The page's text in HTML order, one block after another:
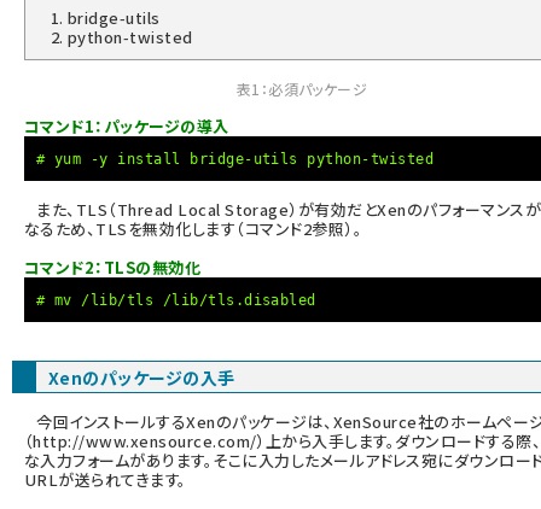
bridge-utils
python-twisted
表1：必須パッケージ
コマンド1：パッケージの導入
# yum -y install bridge-utils python-twisted
また、TLS（Thread Local Storage）が有効だとXenのパフォーマンス
なるため、TLSを無効化します（コマンド2参照）。
コマンド2：TLSの無効化
# mv /lib/tls /lib/tls.disabled
Xenのパッケージの入手
今回インストールするXenのパッケージは、XenSource社のホームペー
（http://www.xensource.com/）上から入手します。ダウンロードする際
な入力フォームがあります。そこに入力したメールアドレス宛にダウンロー
URLが送られてきます。